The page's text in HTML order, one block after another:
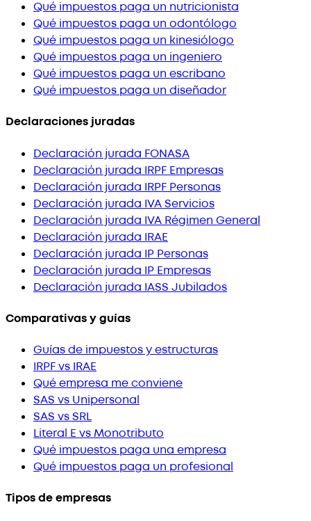
Qué impuestos paga un nutricionista
Qué impuestos paga un odontólogo
Qué impuestos paga un kinesiólogo
Qué impuestos paga un ingeniero
Qué impuestos paga un escribano
Qué impuestos paga un diseñador
Declaraciones juradas
Declaración jurada FONASA
Declaración jurada IRPF Empresas
Declaración jurada IRPF Personas
Declaración jurada IVA Servicios
Declaración jurada IVA Régimen General
Declaración jurada IRAE
Declaración jurada IP Personas
Declaración jurada IP Empresas
Declaración jurada IASS Jubilados
Comparativas y guías
Guías de impuestos y estructuras
IRPF vs IRAE
Qué empresa me conviene
SAS vs Unipersonal
SAS vs SRL
Literal E vs Monotributo
Qué impuestos paga una empresa
Qué impuestos paga un profesional
Tipos de empresas